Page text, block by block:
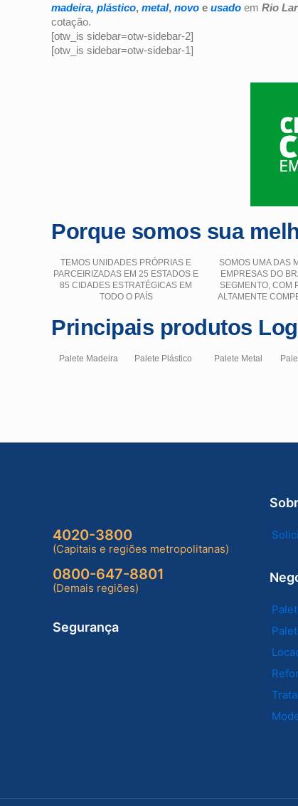
madeira, plástico, metal, novo e usado em Rio
cotação.
[otw_is sidebar=otw-sidebar-2]
[otw_is sidebar=otw-sidebar-1]
Porque somos sua
TEMOS UNIDADES PRÓPRIAS E
PARCEIRIZADAS EM 25 ESTADOS E
85 CIDADES ESTRATÉGICAS EM
TODO O PAÍS
SOMOS UMA DAS
EMPRESAS DO
SEGMENTO, COM
ALTAMENTE
Principais produtos
Palete Madeira Palete Plástico Palete Metal
4020-3800
(Capitais e regiões metropolitanas)
0800-647-8801
(Demais regiões)
Segurança